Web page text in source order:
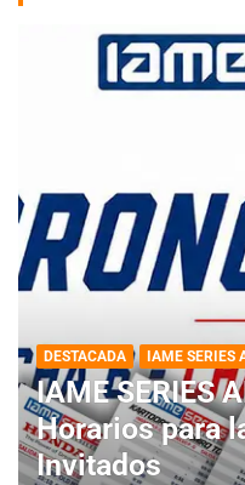
DESTACADA IAME SERIES
IAME SERIES
Horarios para
Invitados